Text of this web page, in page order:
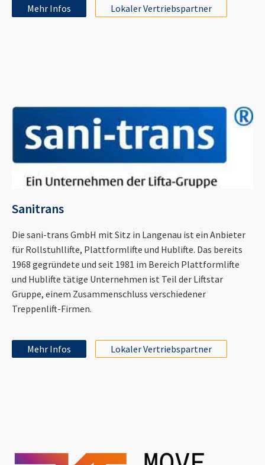
Mehr Infos Lokaler Vertriebspartner
Sanitrans
Die sani-trans GmbH mit Sitz in Langenau ist ein Anbieter
für Rollstuhllifte, Plattformlifte und Hublifte. Das bereits
1968 gegründete und seit 1981 im Bereich Plattformlifte
und Hublifte tätige Unternehmen ist Teil der Liftstar
Gruppe, einem Zusammenschluss verschiedener
Treppenlift-Firmen.
Mehr Infos Lokaler Vertriebspartner